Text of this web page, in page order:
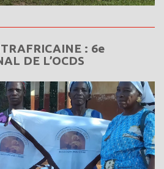
: 6e
DE L’OCDS